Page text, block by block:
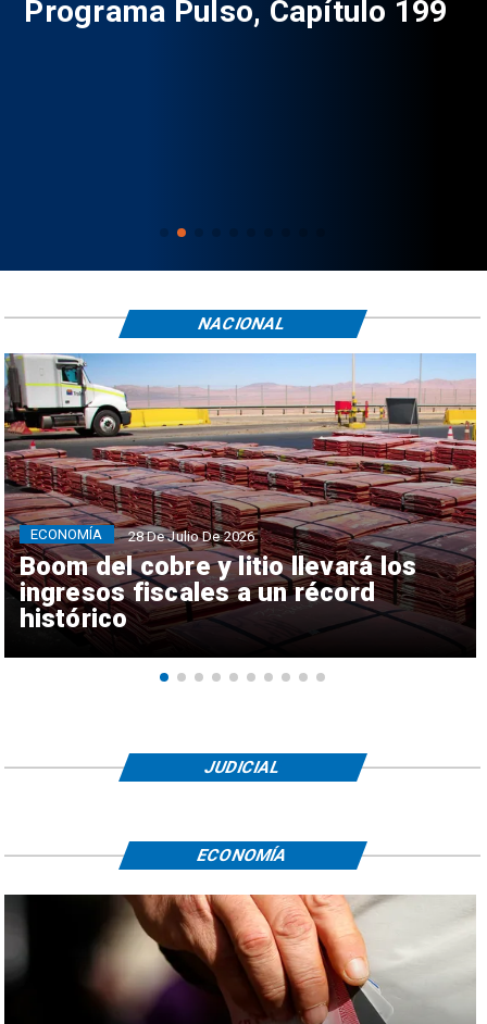
Programa Pulso, Capítulo 199
Boom del cobre y litio llevará los
ingresos fiscales a un récord
histórico
ECONOMÍA 28 De Julio De 2026
NACIONAL
JUDICIAL
ECONOMÍA